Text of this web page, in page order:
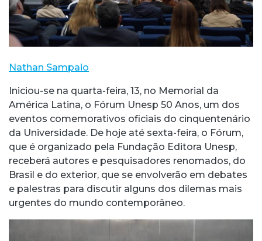
Nathan Sampaio
Iniciou-se na quarta-feira, 13, no Memorial da
América Latina, o Fórum Unesp 50 Anos, um dos
eventos comemorativos oficiais do cinquentenário
da Universidade. De hoje até sexta-feira, o Fórum,
que é organizado pela Fundação Editora Unesp,
receberá autores e pesquisadores renomados, do
Brasil e do exterior, que se envolverão em debates
e palestras para discutir alguns dos dilemas mais
urgentes do mundo contemporâneo.